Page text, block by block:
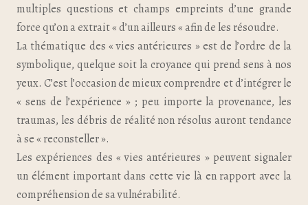
multiples questions et champs empreints d’une grande
force qu’on a extrait « d’un ailleurs « afin de les résoudre.
La thématique des « vies antérieures » est de l’ordre de la
symbolique, quelque soit la croyance qui prend sens à nos
yeux. C’est l’occasion de mieux comprendre et d’intégrer le
« sens de l’expérience » ; peu importe la provenance, les
traumas, les débris de réalité non résolus auront tendance
à se « reconsteller ».
Les expériences des « vies antérieures » peuvent signaler
un élément important dans cette vie là en rapport avec la
compréhension de sa vulnérabilité.